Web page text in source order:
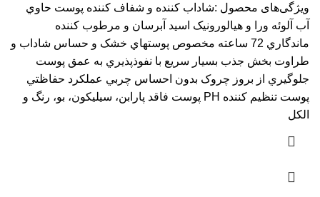
ویژگی‌های محصول :شاداب کننده و شفاف کننده پوست حاوي
آب آلوئه ورا و هيالورونيک اسيد آبرسان و مرطوب کننده
ماندگاري 72 ساعته مخصوص پوستهاي خشک و حساس شاداب و
طراوت بخش جذب بسيار سريع با نفوذپذيري به عمق پوست
جلوگيري از بروز چروک بدون احساس چربي عملکرد حفاظتي
پوست تنظيم کننده PH پوست فاقد پارابن، سيليکون، بو، رنگ و
الکل